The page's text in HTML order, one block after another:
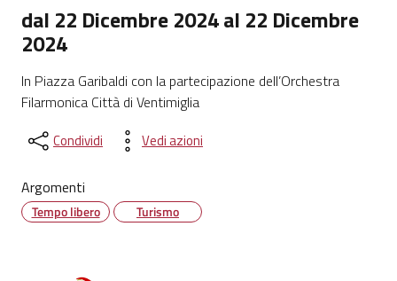
dal 22 Dicembre 2024 al 22 Dicembre
2024
In Piazza Garibaldi con la partecipazione dell’Orchestra
Filarmonica Città di Ventimiglia
Condividi Vedi azioni
Argomenti
Tempo libero Turismo